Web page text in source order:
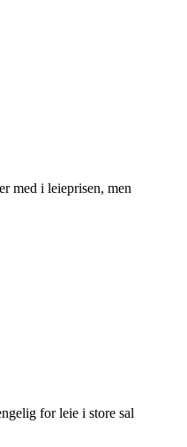
med i leieprisen, men
for leie i store sal